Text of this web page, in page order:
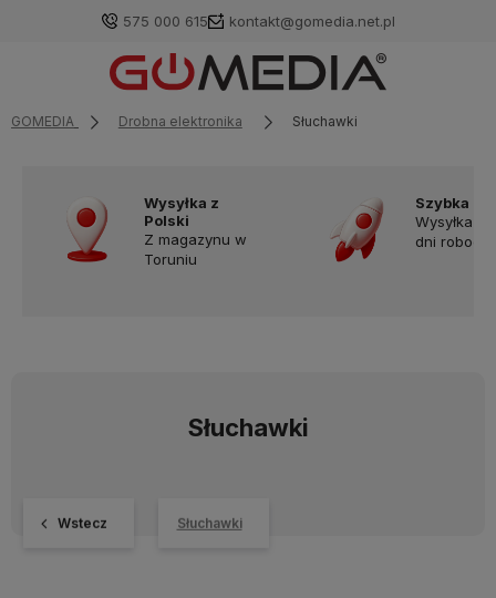
575 000 615 kontakt@gomedia.net.pl
GOMEDIA Drobna elektronika Słuchawki
Wysyłka z
Polski
Z magazynu w
Toruniu
Szybka
Wysyłka w
dni
Słuchawki
Wstecz Słuchawki